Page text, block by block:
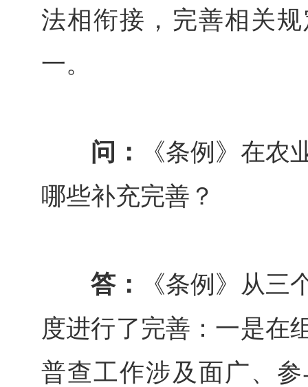
法相衔接，完善相关
一。
问：
《条例》在农
哪些补充完善？
答：
《条例》从三
度进行了完善：一是在
普查工作涉及面广、